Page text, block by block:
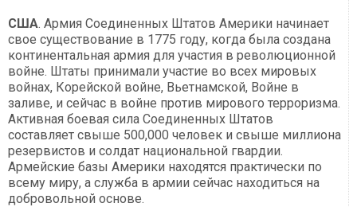
США. Армия Соединенных Штатов Америки начинает
свое существование в 1775 году, когда была создана
континентальная армия для участия в революционной
войне. Штаты принимали участие во всех мировых
войнах, Корейской войне, Вьетнамской, Войне в
заливе, и сейчас в войне против мирового терроризма.
Активная боевая сила Соединенных Штатов
составляет свыше 500,000 человек и свыше миллиона
резервистов и солдат национальной гвардии.
Армейские базы Америки находятся практически по
всему миру, а служба в армии сейчас находиться на
добровольной основе.